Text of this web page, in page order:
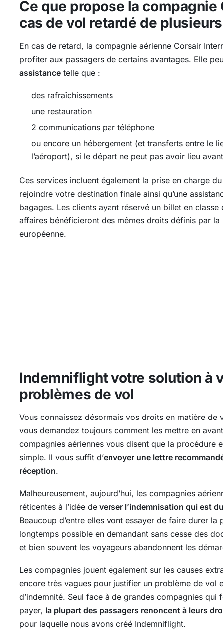
Ce que propose la compagnie
cas de vol retardé de
En cas de retard, la compagnie aérienne Corsair
profiter aux passagers de certains avantages. Elle
assistance telle que :
des rafraîchissements
une restauration
2 communications par téléphone
ou encore un hébergement (et transferts entre le
l’aéroport), si le départ ne peut pas avoir lieu
Ces services incluent également la prise en charge
rejoindre votre destination finale ainsi qu’une
bagages. Les clients ayant réservé un billet en classe
affaires bénéficieront des mêmes droits définis par la
européenne.
Indemniflight votre solution à
problèmes de vol
Vous connaissez désormais vos droits en matière de
vous demandez toujours comment les mettre en
compagnies aériennes vous disent que la procédure
simple. Il vous suffit d’envoyer une lettre
réception.
Malheureusement, aujourd’hui, les compagnies
réticentes à l’idée de verser l’indemnisation qui est
Beaucoup d’entre elles vont essayer de faire durer la
longtemps possible en demandant sans cesse des
et bien souvent les voyageurs abandonnent les
Les compagnies jouent également sur les causes
encore très vagues pour justifier un problème de vol
d’indemnité. Seul face à de grandes compagnies qui
payer, la plupart des passagers renoncent à leurs
pour laquelle nous avons créé Indemniflight.